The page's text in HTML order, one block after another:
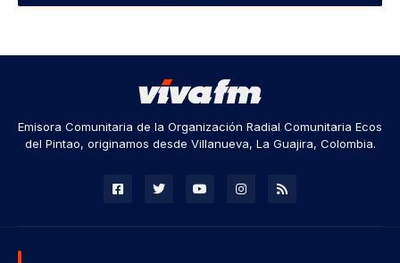
Emisora Comunitaria de la Organización Radial Comunitaria Ecos
del Pintao, originamos desde Villanueva, La Guajira, Colombia.